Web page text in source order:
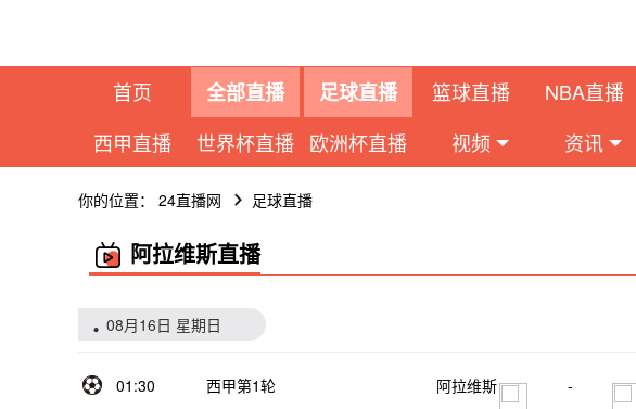
首页 全部直播 足球直播 篮球直播 NBA直播
西甲直播
世界杯直播 欧洲杯直播 视频 资讯
你的位置： 24直播网 足球直播
阿拉维斯直播
08月16日 星期日
01:30 西甲第1轮 阿拉维斯 -